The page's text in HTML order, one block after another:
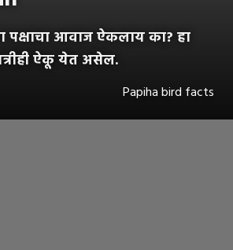
पक्षाचा आवाज ऐकलाय का? हा
ऐकू येत असेल.
Papiha bird facts